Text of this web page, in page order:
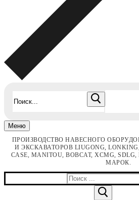
Меню
ПРОИЗВОДСТВО НАВЕСНОГО
И ЭКСКАВАТОРОВ LIUGONG, LONKING,
CASE, MANITOU, BOBCAT, XCMG,
МАРОК.
Найти: